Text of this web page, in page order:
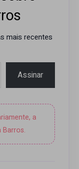
mais recentes
Assinar
a